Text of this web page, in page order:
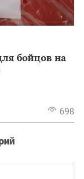
бойцов на
698